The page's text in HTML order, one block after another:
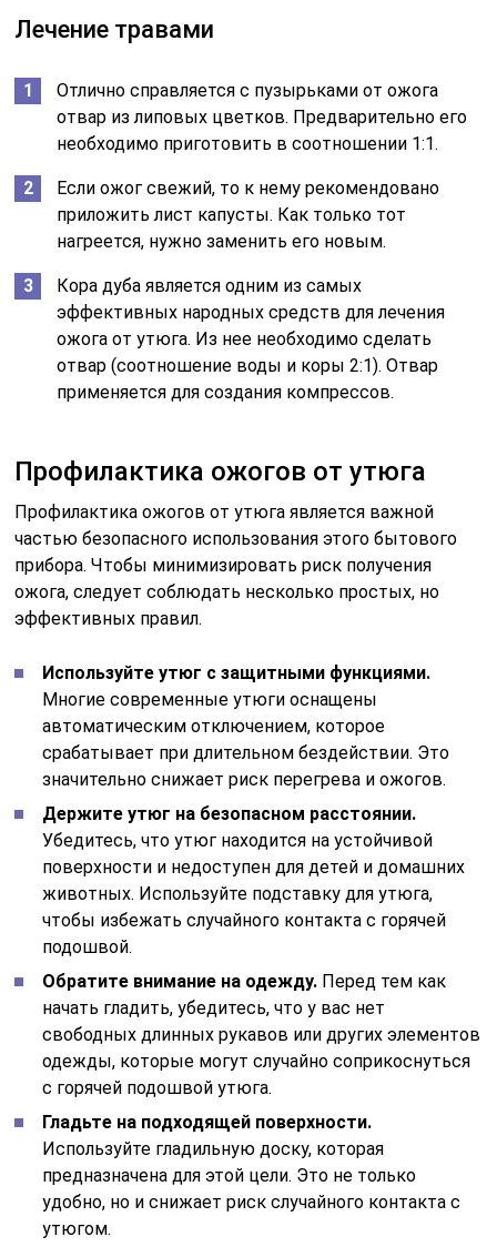
Лечение травами
Отлично справляется с пузырьками от ожога
отвар из липовых цветков. Предварительно его
необходимо приготовить в соотношении 1:1.
Если ожог свежий, то к нему рекомендовано
приложить лист капусты. Как только тот
нагреется, нужно заменить его новым.
Кора дуба является одним из самых
эффективных народных средств для лечения
ожога от утюга. Из нее необходимо сделать
отвар (соотношение воды и коры 2:1). Отвар
применяется для создания компрессов.
Профилактика ожогов от утюга
Профилактика ожогов от утюга является важной
частью безопасного использования этого бытового
прибора. Чтобы минимизировать риск получения
ожога, следует соблюдать несколько простых, но
эффективных правил.
Используйте утюг с защитными функциями.
Многие современные утюги оснащены
автоматическим отключением, которое
срабатывает при длительном бездействии. Это
значительно снижает риск перегрева и ожогов.
Держите утюг на безопасном расстоянии.
Убедитесь, что утюг находится на устойчивой
поверхности и недоступен для детей и домашних
животных. Используйте подставку для утюга,
чтобы избежать случайного контакта с горячей
подошвой.
Обратите внимание на одежду. Перед тем как
начать гладить, убедитесь, что у вас нет
свободных длинных рукавов или других элементов
одежды, которые могут случайно соприкоснуться
с горячей подошвой утюга.
Гладьте на подходящей поверхности.
Используйте гладильную доску, которая
предназначена для этой цели. Это не только
удобно, но и снижает риск случайного контакта с
утюгом.